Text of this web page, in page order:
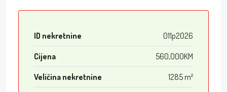
ID nekretnine 011p2026
Cijena 560,000KM
Veličina nekretnine 1285 m²